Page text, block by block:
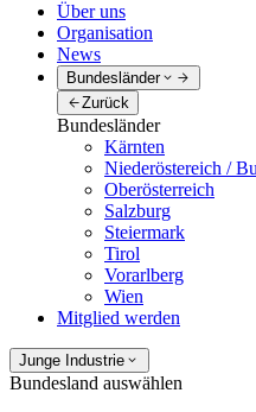
Über uns
Organisation
News
Bundesländer
Zurück
Bundesländer
Kärnten
Niederöstereich /
Oberösterreich
Salzburg
Steiermark
Tirol
Vorarlberg
Wien
Mitglied werden
Junge Industrie
Bundesland auswählen